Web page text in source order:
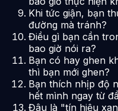
Khi tức giận, bạn
đường mà tránh?
Điều gì bạn cần
bao giờ nói ra?
Bạn có hay ghen
thì bạn mới ghen?
Bạn thích nhịp độ
hết mình ngay từ
Đâu là "tín hiệu